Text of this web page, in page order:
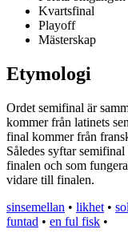
Kvartsfinal
Playoff
Mästerskap
Etymologi
Ordet semifinal är
kommer från latinets
final kommer från
Således syftar
finalen och som
vidare till finalen.
sinsemellan • likhet •
funtad • en ful fisk •